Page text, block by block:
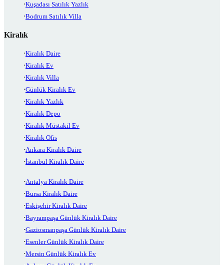
Kuşadası Satılık Yazlık
Bodrum Satılık Villa
Kiralık
Kiralık Daire
Kiralık Ev
Kiralık Villa
Günlük Kiralık Ev
Kiralık Yazlık
Kiralık Depo
Kiralık Müstakil Ev
Kiralık Ofis
Ankara Kiralık Daire
İstanbul Kiralık Daire
Antalya Kiralık Daire
Bursa Kiralık Daire
Eskişehir Kiralık Daire
Bayrampaşa Günlük Kiralık Daire
Gaziosmanpaşa Günlük Kiralık Daire
Esenler Günlük Kiralık Daire
Mersin Günlük Kiralık Ev